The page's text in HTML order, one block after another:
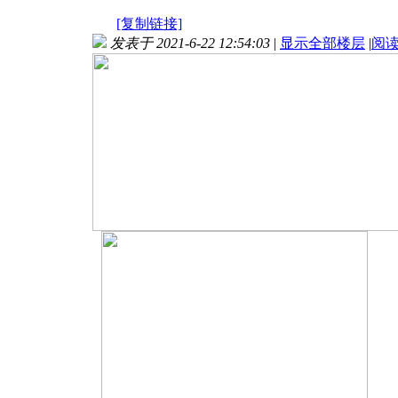
[复制链接]
发表于 2021-6-22 12:54:03 | 显示全部楼层 |阅